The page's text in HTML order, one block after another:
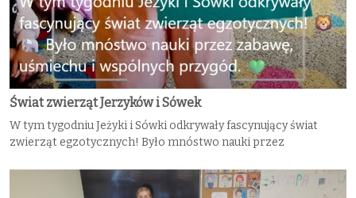
Świat zwierząt Jerzyków i Sówek
W tym tygodniu Jeżyki i Sówki odkrywały fascynujący świat
zwierząt egzotycznych! Było mnóstwo nauki przez